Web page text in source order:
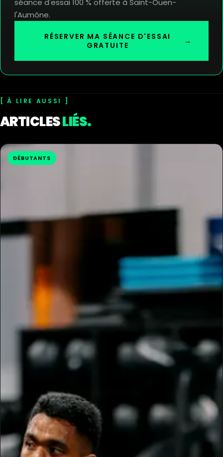
séance d'essai 100 % offerte à Saint-Ouen-
l'Aumône.
RÉSERVER MA SÉANCE D'ESSAI
GRATUITE
→
À LIRE AUSSI
ARTICLESLIÉS.
DÉBUTANTS